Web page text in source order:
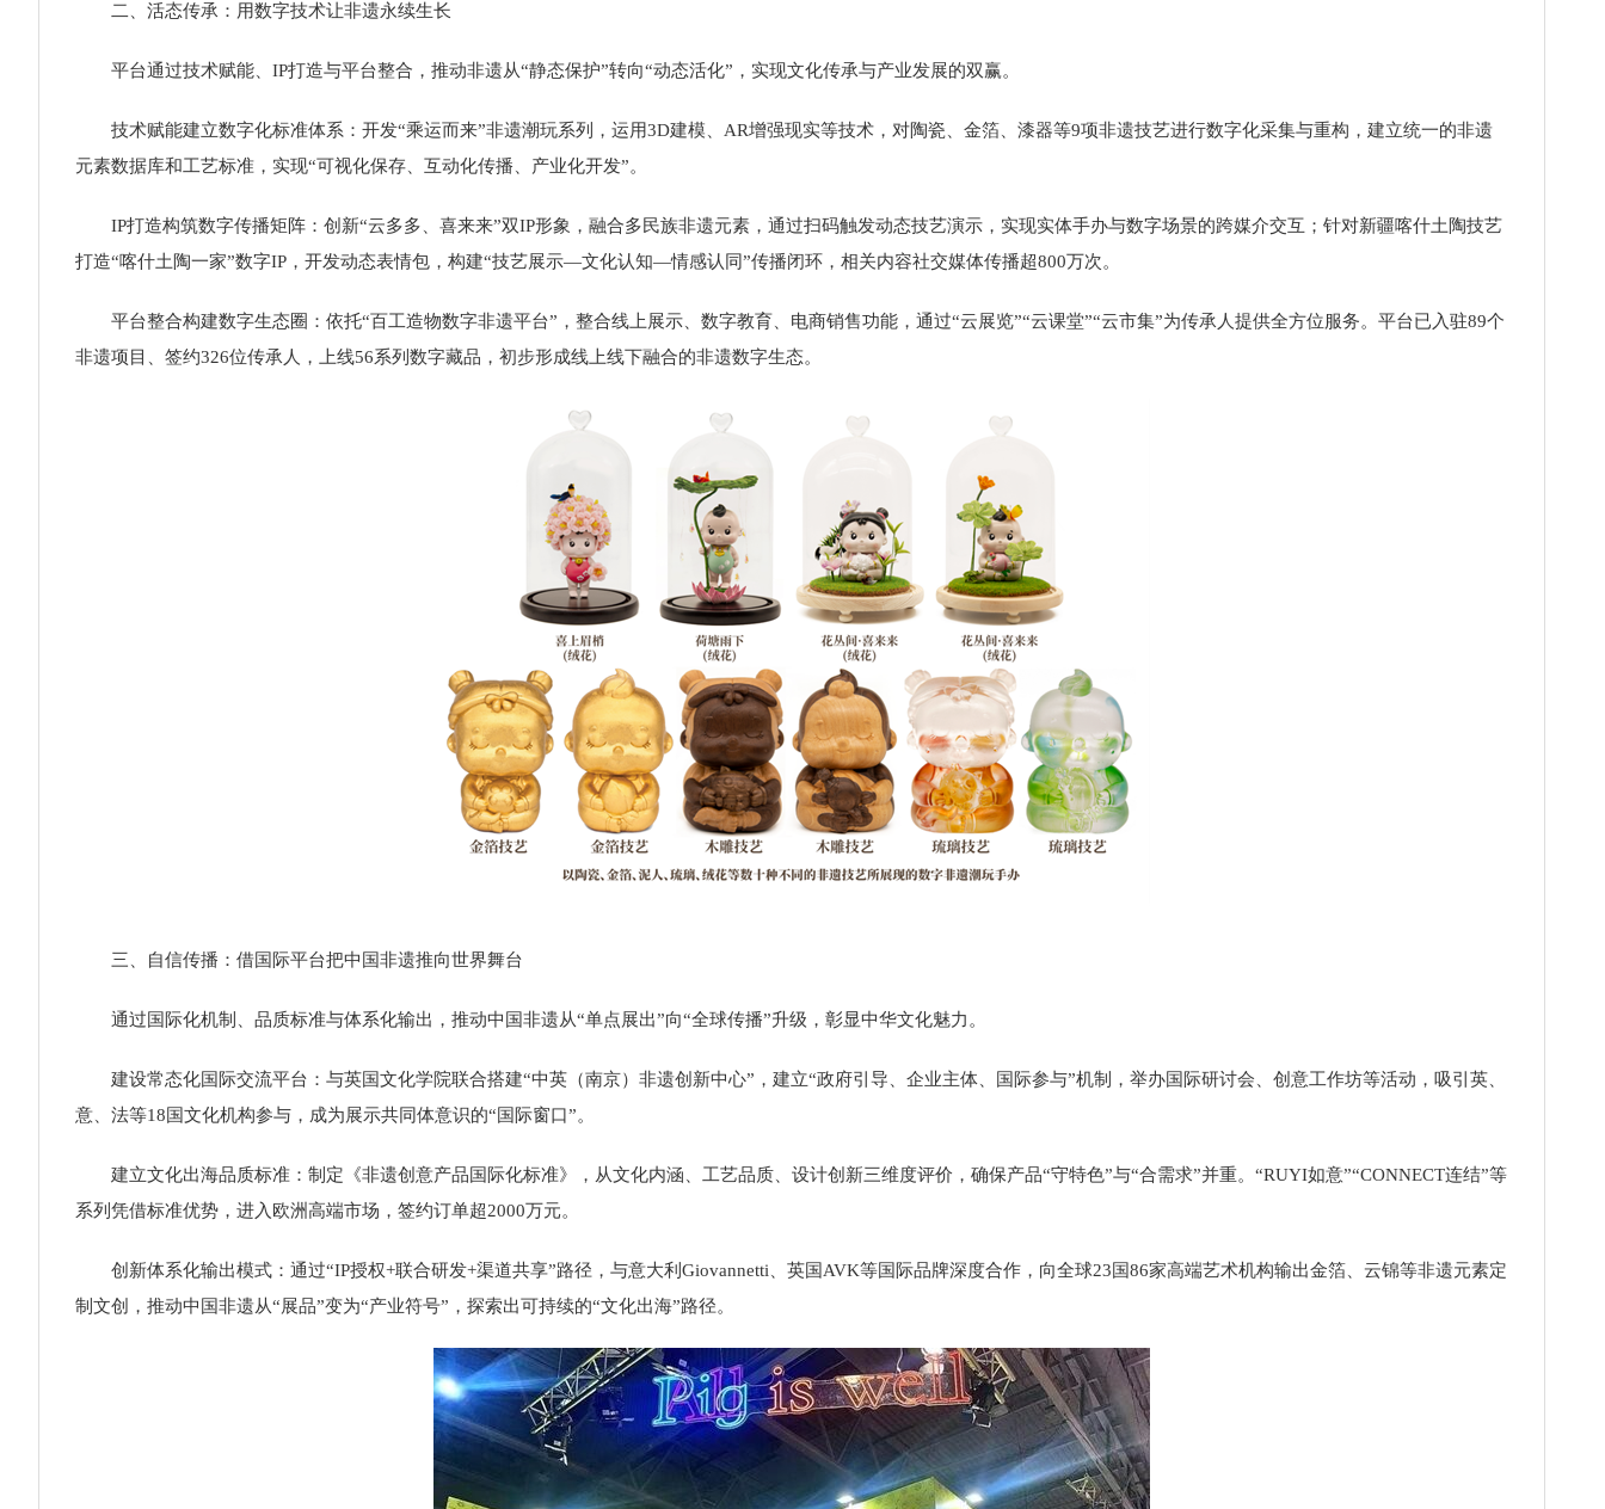
二、活态传承：用数字技术让非遗永续生长
平台通过技术赋能、IP打造与平台整合，推动非遗从“静态保护”转向“动态活化”，实现文化传承与产业发展的双赢。
技术赋能建立数字化标准体系：开发“乘运而来”非遗潮玩系列，运用3D建模、AR增强现实等技术，对陶瓷、金箔、漆器等9项非遗技艺进行数字化采集与重构，建立统一的非遗
元素数据库和工艺标准，实现“可视化保存、互动化传播、产业化开发”。
IP打造构筑数字传播矩阵：创新“云多多、喜来来”双IP形象，融合多民族非遗元素，通过扫码触发动态技艺演示，实现实体手办与数字场景的跨媒介交互；针对新疆喀什土陶技艺
打造“喀什土陶一家”数字IP，开发动态表情包，构建“技艺展示—文化认知—情感认同”传播闭环，相关内容社交媒体传播超800万次。
平台整合构建数字生态圈：依托“百工造物数字非遗平台”，整合线上展示、数字教育、电商销售功能，通过“云展览”“云课堂”“云市集”为传承人提供全方位服务。平台已入驻89个
非遗项目、签约326位传承人，上线56系列数字藏品，初步形成线上线下融合的非遗数字生态。
三、自信传播：借国际平台把中国非遗推向世界舞台
通过国际化机制、品质标准与体系化输出，推动中国非遗从“单点展出”向“全球传播”升级，彰显中华文化魅力。
建设常态化国际交流平台：与英国文化学院联合搭建“中英（南京）非遗创新中心”，建立“政府引导、企业主体、国际参与”机制，举办国际研讨会、创意工作坊等活动，吸引英、
意、法等18国文化机构参与，成为展示共同体意识的“国际窗口”。
建立文化出海品质标准：制定《非遗创意产品国际化标准》，从文化内涵、工艺品质、设计创新三维度评价，确保产品“守特色”与“合需求”并重。“RUYI如意”“CONNECT连结”等
系列凭借标准优势，进入欧洲高端市场，签约订单超2000万元。
创新体系化输出模式：通过“IP授权+联合研发+渠道共享”路径，与意大利Giovannetti、英国AVK等国际品牌深度合作，向全球23国86家高端艺术机构输出金箔、云锦等非遗元素定
制文创，推动中国非遗从“展品”变为“产业符号”，探索出可持续的“文化出海”路径。